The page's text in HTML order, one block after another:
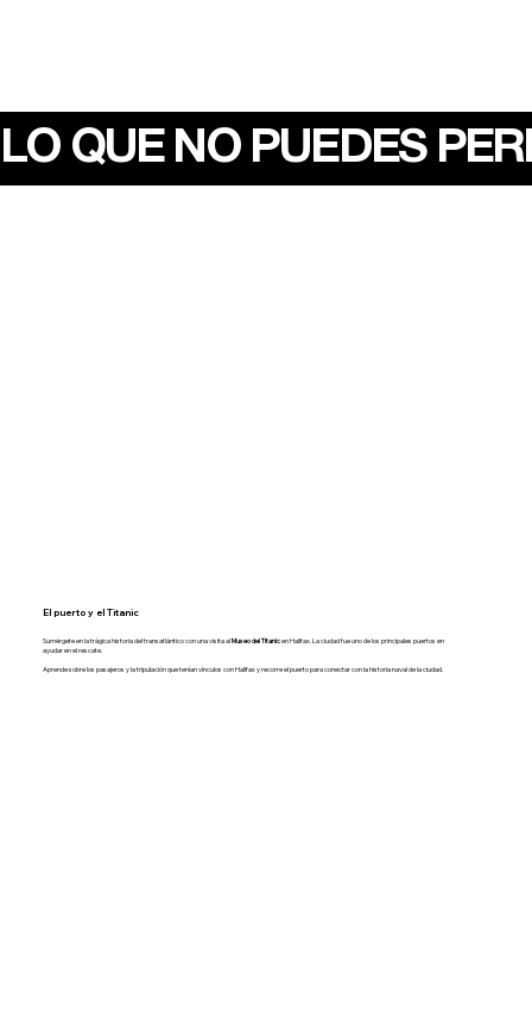
LO QUE NO PUEDES
El puerto y el Titanic
Sumérgete en la trágica historia del transatlántico con una visita alMuseo del Titanicen Halifax. La ciudad fue uno de los principales puertos en
ayudar en el rescate.
Aprende sobre los pasajeros y la tripulación que tenían vínculos con Halifax y recorre el puerto para conectar con la historia naval de la ciudad.